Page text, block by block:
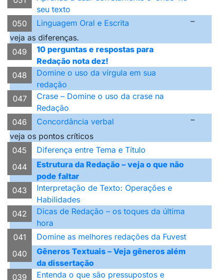
seu texto
050
Linguagem Oral e Escrita
–
veja as diferenças.
049
10 perguntas e respostas para
Redação nota dez!
048
Domine o uso da vírgula em sua
redação
047
Crase – Domine o uso da crase na
Redação
046
Concordância verbal
–
veja os pontos críticos
045
Diferença entre Tema e Título
044
Estrutura da Redação – veja o que não
pode faltar
043
Interpretação de Texto: Operações e
Habilidades
042
Dicas de Redação – os toques da última
hora
041
Domine as melhores redações da Fuvest
040
Gêneros Textuais – Veja gêneros além
da dissertação
039
Entenda o que são pressupostos e